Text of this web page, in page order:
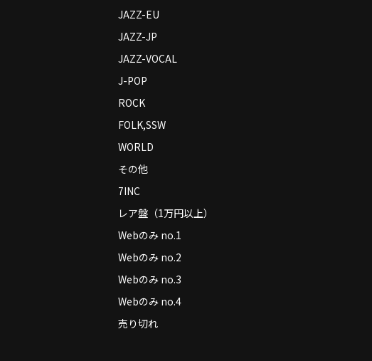
JAZZ-EU
JAZZ-JP
JAZZ-VOCAL
J-POP
ROCK
FOLK,SSW
WORLD
その他
7INC
レア盤（1万円以上）
Webのみ no.1
Webのみ no.2
Webのみ no.3
Webのみ no.4
売り切れ